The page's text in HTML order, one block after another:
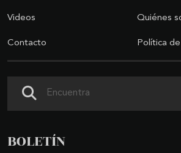
Videos Quiénes
Contacto Política
BOLETÍN